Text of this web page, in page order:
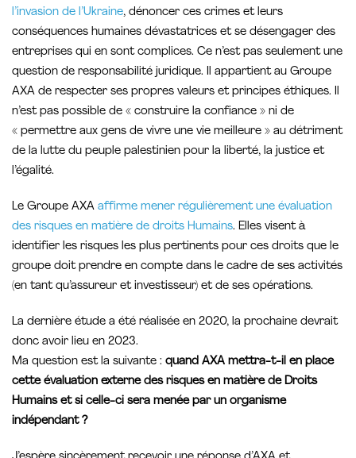
l’invasion de l’Ukraine, dénoncer ces crimes et leurs
conséquences humaines dévastatrices et se désengager des
entreprises qui en sont complices. Ce n’est pas seulement une
question de responsabilité juridique. Il appartient au Groupe
AXA de respecter ses propres valeurs et principes éthiques. Il
n’est pas possible de « construire la confiance » ni de
« permettre aux gens de vivre une vie meilleure » au détriment
de la lutte du peuple palestinien pour la liberté, la justice et
l’égalité.
Le Groupe AXA affirme mener régulièrement une évaluation
des risques en matière de droits Humains. Elles visent à
identifier les risques les plus pertinents pour ces droits que le
groupe doit prendre en compte dans le cadre de ses activités
(en tant qu’assureur et investisseur) et de ses opérations.
La dernière étude a été réalisée en 2020, la prochaine devrait
donc avoir lieu en 2023.
Ma question est la suivante : quand AXA mettra-t-il en place
cette évaluation externe des risques en matière de Droits
Humains et si celle-ci sera menée par un organisme
indépendant ?